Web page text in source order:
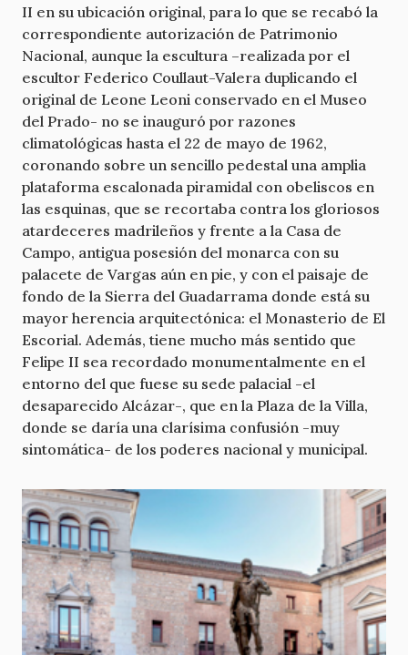
II en su ubicación original, para lo que se recabó la
correspondiente autorización de Patrimonio
Nacional, aunque la escultura –realizada por el
escultor Federico Coullaut-Valera duplicando el
original de Leone Leoni conservado en el Museo
del Prado- no se inauguró por razones
climatológicas hasta el 22 de mayo de 1962,
coronando sobre un sencillo pedestal una amplia
plataforma escalonada piramidal con obeliscos en
las esquinas, que se recortaba contra los gloriosos
atardeceres madrileños y frente a la Casa de
Campo, antigua posesión del monarca con su
palacete de Vargas aún en pie, y con el paisaje de
fondo de la Sierra del Guadarrama donde está su
mayor herencia arquitectónica: el Monasterio de El
Escorial. Además, tiene mucho más sentido que
Felipe II sea recordado monumentalmente en el
entorno del que fuese su sede palacial -el
desaparecido Alcázar-, que en la Plaza de la Villa,
donde se daría una clarísima confusión -muy
sintomática- de los poderes nacional y municipal.